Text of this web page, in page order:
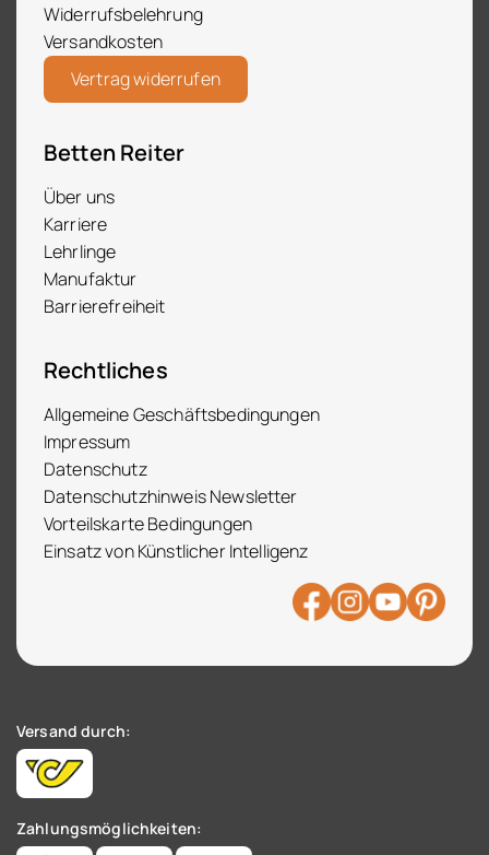
Widerrufsbelehrung
Versandkosten
Vertrag widerrufen
Betten Reiter
Über uns
Karriere
Lehrlinge
Manufaktur
Barrierefreiheit
Rechtliches
Allgemeine Geschäftsbedingungen
Impressum
Datenschutz
Datenschutzhinweis Newsletter
Vorteilskarte Bedingungen
Einsatz von Künstlicher Intelligenz
Versand durch:
Zahlungsmöglichkeiten: